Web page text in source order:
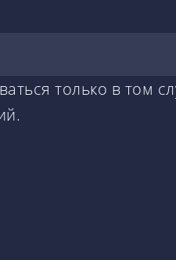
только в том